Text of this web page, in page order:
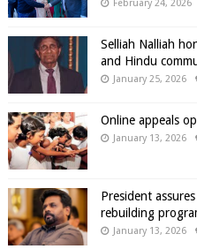
February 24, 2026
Selliah Nalliah
and Hindu
January 25, 2026
Online appeals
January 13, 2026
President
rebuilding
January 13, 2026